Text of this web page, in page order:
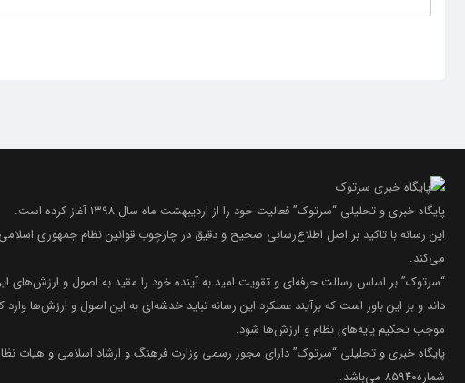
پایگاه خبری و تحلیلی “سرتوک” فعالیت خود را از اردیبهشت ماه سال ۱۳۹۸ آغاز کرده است.
این رسانه با تاکید بر اصل اطلاع‌رسانی صحیح و دقیق در چارچوب قوانین نظام جمهوری اسلامی
می‌کند.
“سرتوک” بر اساس رسالت حرفه‌ای و تقویت امید به آینده خود را مقید به اصول و ارزش‌های
داند و بر این باور است که برآیند عملکرد این رسانه نباید خدشه‌ای به این اصول و ارزش‌ها وارد
موجب تحکیم پایه‌های نظام و ارزش‌ها شود.
پایگاه خبری و تحلیلی “سرتوک” دارای مجوز رسمی وزارت فرهنگ و ارشاد اسلامی و هیات
شماره۸۵۹۴۰ می‌باشد.